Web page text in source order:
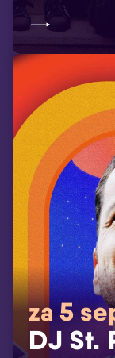
za 5
DJ St.